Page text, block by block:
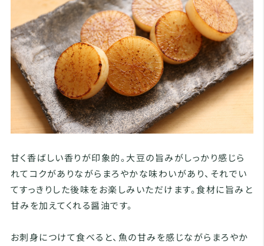
甘く香ばしい香りが印象的。大豆の旨みがしっかり感じら
れてコクがありながらまろやかな味わいがあり、それでい
てすっきりした後味をお楽しみいただけます。食材に旨みと
甘みを加えてくれる醤油です。
お刺身につけて食べると、魚の甘みを感じながらまろやか